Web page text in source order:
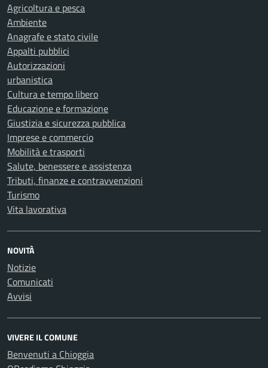
Agricoltura e pesca
Ambiente
Anagrafe e stato civile
Appalti pubblici
Autorizzazioni
urbanistica
Cultura e tempo libero
Educazione e formazione
Giustizia e sicurezza pubblica
Imprese e commercio
Mobilità e trasporti
Salute, benessere e assistenza
Tributi, finanze e contravvenzioni
Turismo
Vita lavorativa
NOVITÀ
Notizie
Comunicati
Avvisi
VIVERE IL COMUNE
Benvenuti a Chioggia